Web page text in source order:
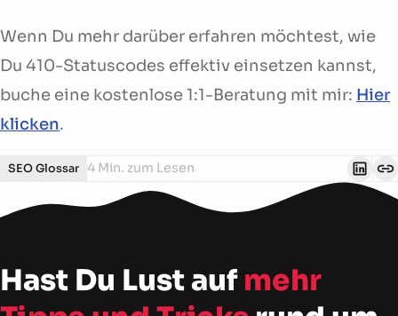
Wenn Du mehr darüber erfahren möchtest, wie
Du 410-Statuscodes effektiv einsetzen kannst,
buche eine kostenlose 1:1-Beratung mit mir: Hier
klicken.
SEO Glossar 4 Min. zum Lesen
Hast Du Lust auf mehr